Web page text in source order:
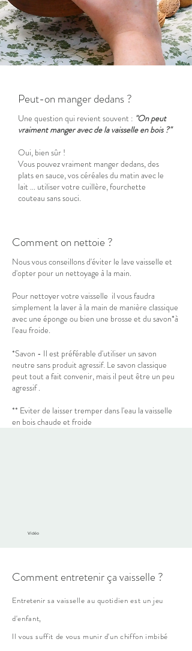
Peut-on manger dedans ?
Une question qui revient souvent : "On peut
vraiment manger avec de la vaisselle en bois ?"
Oui, bien sûr !
Vous pouvez vraiment manger dedans, des
plats en sauce, vos céréales du matin avec le
lait ... utiliser votre cuillère, fourchette
couteau sans souci.
Comment on nettoie ?
Nous vous conseillons d'éviter le lave vaisselle et
d'opter pour un nettoyage à la main.
Pour nettoyer votre vaisselle il vous faudra
simplement la laver à la main de manière classique
avec une éponge ou bien une brosse et du savon*à
l'eau froide.
*Savon - Il est préférable d'utiliser un savon
neutre sans produit agressif. Le savon classique
peut tout a fait convenir, mais il peut être un peu
agressif .
** Eviter de laisser tremper dans l'eau la vaisselle
en bois chaude et froide
Vidéo
Comment entretenir ça vaisselle ?
Entretenir savaisselle au quotidien est un jeu
d'enfant,
Il vous suffit de vous munir d'unchiffon imbibé